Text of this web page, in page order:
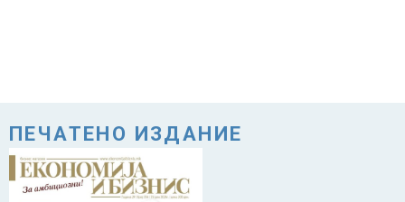
ПЕЧАТЕНО ИЗДАНИЕ